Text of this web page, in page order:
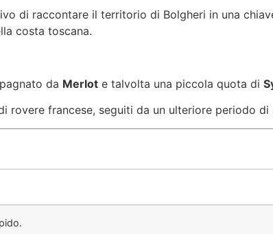
di raccontare il territorio di Bolgheri in una
costa toscana.
da Merlot e talvolta una piccola quota di
rovere francese, seguiti da un ulteriore periodo